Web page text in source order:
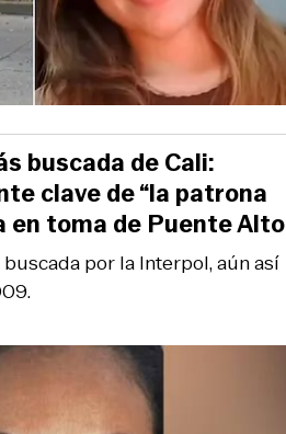
por la Interpol, aún así
buscada de Cali:
clave de “la patrona
en toma de Puente Alto